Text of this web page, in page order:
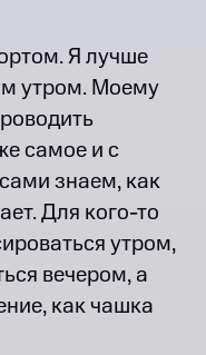
Я лучше
утром. Моему
самое и с
знаем, как
Для кого-то
утром,
вечером, а
как чашка